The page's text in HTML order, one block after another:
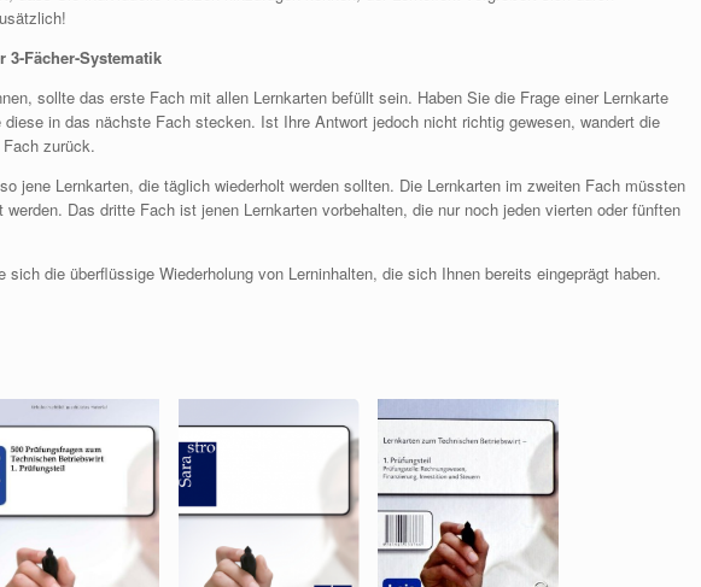
Fächer-Systematik
sollte das erste Fach mit allen Lernkarten befüllt sein. Haben Sie die Frage einer Lernkarte
in das nächste Fach stecken. Ist Ihre Antwort jedoch nicht richtig gewesen, wandert die
zurück.
jene Lernkarten, die täglich wiederholt werden sollten. Die Lernkarten im zweiten Fach müssten
Das dritte Fach ist jenen Lernkarten vorbehalten, die nur noch jeden vierten oder fünften
sich die überflüssige Wiederholung von Lerninhalten, die sich Ihnen bereits eingeprägt haben.